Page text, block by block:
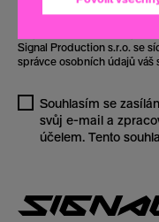
Signal Production s.r.o. se
správce osobních údajů váš
Souhlasím se
svůj e-mail a
účelem. Tento